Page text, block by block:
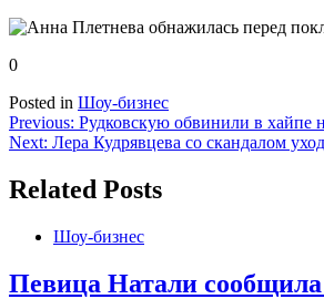
0
Posted in Шоу-бизнес
Навигация
по
записям
Previous: Рудковскую обвинили в хайпе
Next: Лера Кудрявцева со скандалом
Related Posts
Шоу-бизнес
Певица Натали сообщила